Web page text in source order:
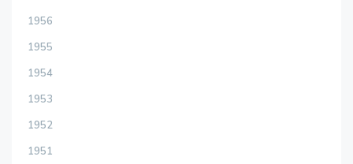
1956
1955
1954
1953
1952
1951